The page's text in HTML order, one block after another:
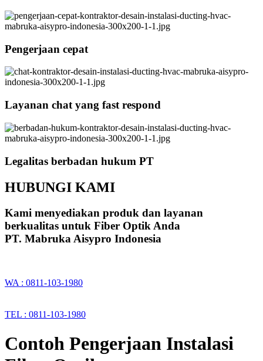
Pengerjaan cepat
Layanan chat yang fast respond
Legalitas berbadan hukum PT
HUBUNGI KAMI
Kami menyediakan produk dan layanan
berkualitas untuk Fiber Optik Anda
PT. Mabruka Aisypro Indonesia
WA : 0811-103-1980
TEL : 0811-103-1980
Contoh Pengerjaan Instalasi